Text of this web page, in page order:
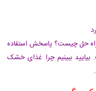
راه حل چیست؟ پاسخش استفاده
ببینیم چرا غذای خشک